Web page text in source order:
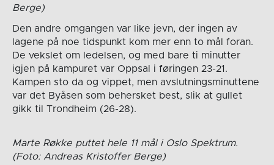
Berge)
Den andre omgangen var like jevn, der ingen av
lagene på noe tidspunkt kom mer enn to mål foran.
De vekslet om ledelsen, og med bare ti minutter
igjen på kampuret var Oppsal i føringen 23-21.
Kampen sto da og vippet, men avslutningsminuttene
var det Byåsen som behersket best, slik at gullet
gikk til Trondheim (26-28).
Marte Røkke puttet hele 11 mål i Oslo Spektrum.
(Foto: Andreas Kristoffer Berge)